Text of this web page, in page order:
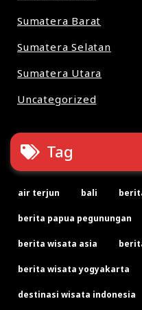
Sumatera Barat
Sumatera Selatan
Sumatera Utara
Uncategorized
Tag
air terjun bali
berita papua pegunungan
berita wisata asia
berita wisata yogyakarta
destinasi wisata indonesia